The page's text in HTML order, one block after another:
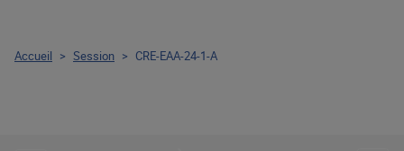
Accueil > Session > CRE-EAA-24-1-A